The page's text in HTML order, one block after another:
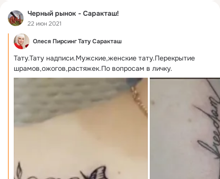
Черный рынок - Саракташ!
22 июн 2021
Олеся Пирсинг Тату Саракташ
Тату.Тату надписи.Мужские,женские тату.Перекрытие
шрамов,ожогов,растяжек.По вопросам в личку.